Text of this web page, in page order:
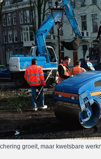
groeit, maar kwetsbare